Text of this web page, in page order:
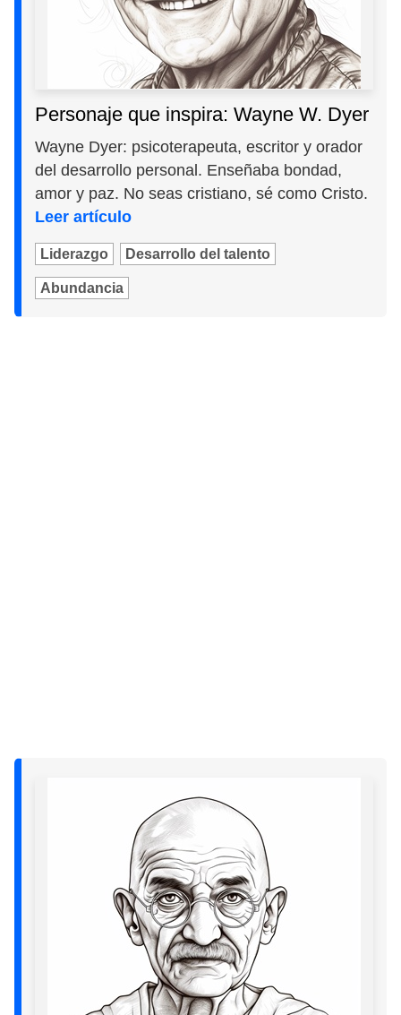
Personaje que inspira: Wayne W. Dyer
Wayne Dyer: psicoterapeuta, escritor y orador
del desarrollo personal. Enseñaba bondad,
amor y paz. No seas cristiano, sé como Cristo.
Leer artículo
Liderazgo Desarrollo del talento
Abundancia